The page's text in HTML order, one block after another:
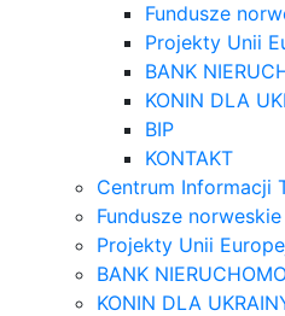
Fundusze
Projekty Unii
BANK
KONIN DLA
BIP
KONTAKT
Centrum Informacji
Fundusze norweskie
Projekty Unii
BANK
KONIN DLA